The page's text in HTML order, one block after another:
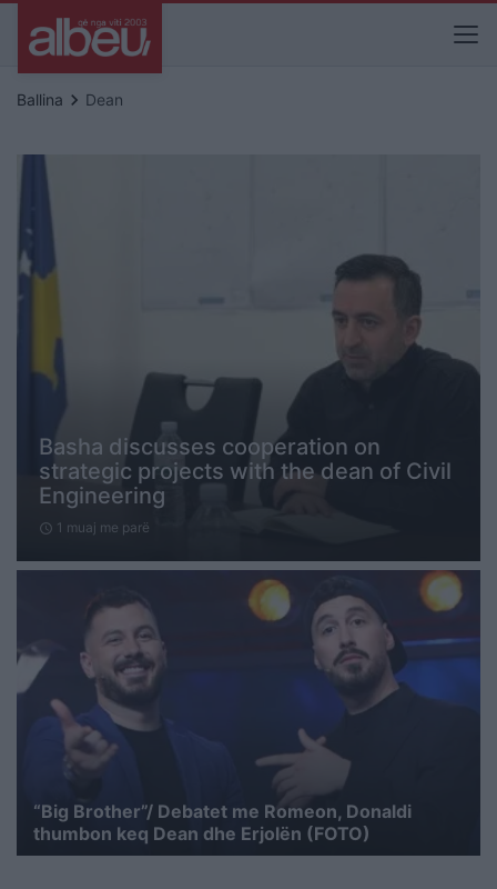
Ballina keyboard_arrow_right Dean
Basha discusses cooperation on
strategic projects with the dean of Civil
Engineering
schedule 1 muaj me parë
“Big Brother”/ Debatet me Romeon, Donaldi
thumbon keq Dean dhe Erjolën (FOTO)